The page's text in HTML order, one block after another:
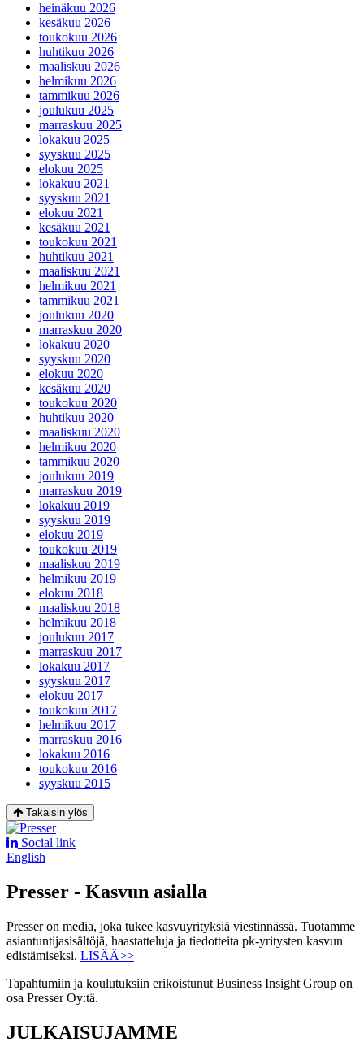
heinäkuu 2026
kesäkuu 2026
toukokuu 2026
huhtikuu 2026
maaliskuu 2026
helmikuu 2026
tammikuu 2026
joulukuu 2025
marraskuu 2025
lokakuu 2025
syyskuu 2025
elokuu 2025
lokakuu 2021
syyskuu 2021
elokuu 2021
kesäkuu 2021
toukokuu 2021
huhtikuu 2021
maaliskuu 2021
helmikuu 2021
tammikuu 2021
joulukuu 2020
marraskuu 2020
lokakuu 2020
syyskuu 2020
elokuu 2020
kesäkuu 2020
toukokuu 2020
huhtikuu 2020
maaliskuu 2020
helmikuu 2020
tammikuu 2020
joulukuu 2019
marraskuu 2019
lokakuu 2019
syyskuu 2019
elokuu 2019
toukokuu 2019
maaliskuu 2019
helmikuu 2019
elokuu 2018
maaliskuu 2018
helmikuu 2018
joulukuu 2017
marraskuu 2017
lokakuu 2017
syyskuu 2017
elokuu 2017
toukokuu 2017
helmikuu 2017
marraskuu 2016
lokakuu 2016
toukokuu 2016
syyskuu 2015
Takaisin ylös
Social link
English
Presser - Kasvun asialla
Presser on media, joka tukee kasvuyrityksiä viestinnässä. Tuotamme
asiantuntijasisältöjä, haastatteluja ja tiedotteita pk-yritysten kasvun
edistämiseksi. LISÄÄ>>
Tapahtumiin ja koulutuksiin erikoistunut Business Insight Group on
osa Presser Oy:tä.
JULKAISUJAMME